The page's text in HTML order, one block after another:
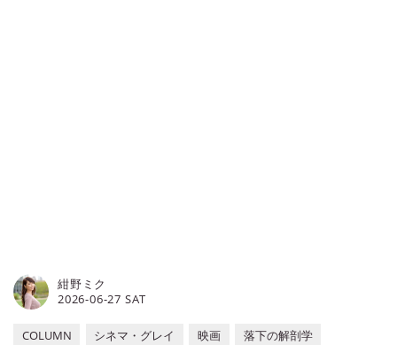
2026-06-27 SAT
紺野ミク
COLUMN シネマ・グレイ 映画
落下の解剖学